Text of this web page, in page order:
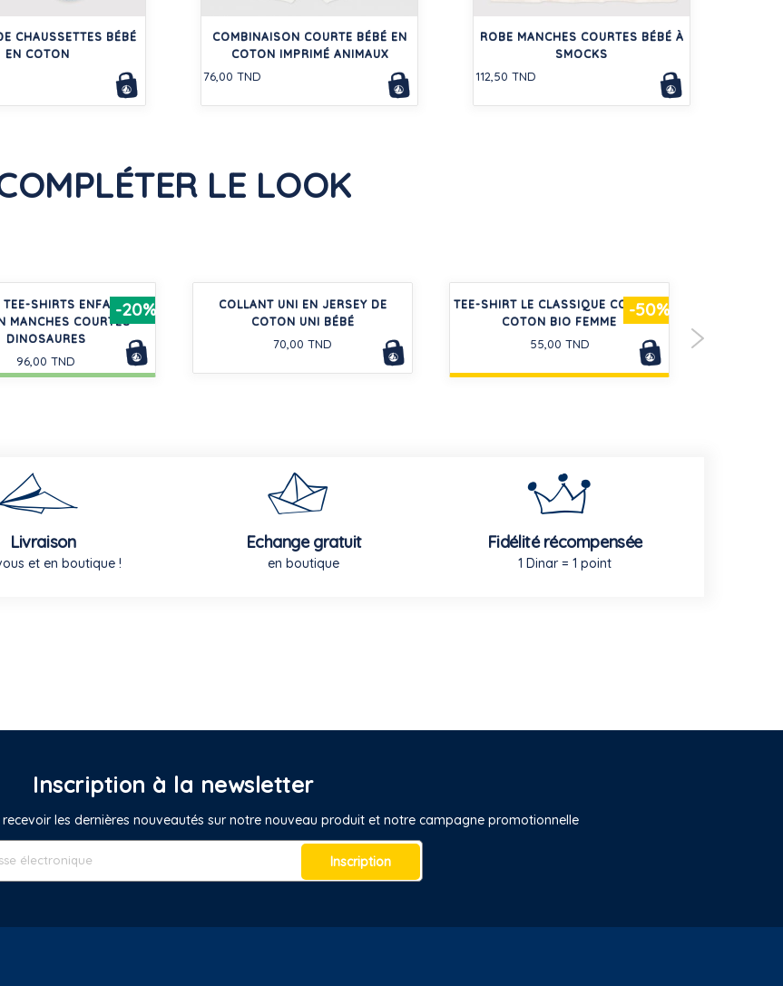
CHAUSSETTES BÉBÉ
EN COTON
COMBINAISON COURTE BÉBÉ EN
COTON IMPRIMÉ ANIMAUX
76,00 TND
ROBE MANCHES COURTES BÉBÉ À
SMOCKS
112,50 TND
LE LOOK
-20%
TEE-SHIRTS ENFANT EN
MANCHES COURTES
DINOSAURES
96,00 TND
COLLANT UNI EN JERSEY DE
COTON UNI BÉBÉ
70,00 TND
-50%
TEE-SHIRT LE CLASSIQUE COL V EN
COTON BIO FEMME
55,00 TND
Livraison
et en boutique !
Echange gratuit
en boutique
Fidélité récompensée
1 Dinar = 1 point
Inscription à la newsletter
les dernières nouveautés sur notre nouveau produit et notre campagne promotionnelle
Inscription